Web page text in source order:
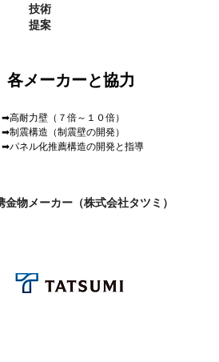
​各メーカーと協力
➡高耐力壁（７倍～１０倍）
➡制震構造（制震壁の開発）
➡パネル化推薦構造の開発と指導
金物メーカー（株式会社タツミ）
技術
提案